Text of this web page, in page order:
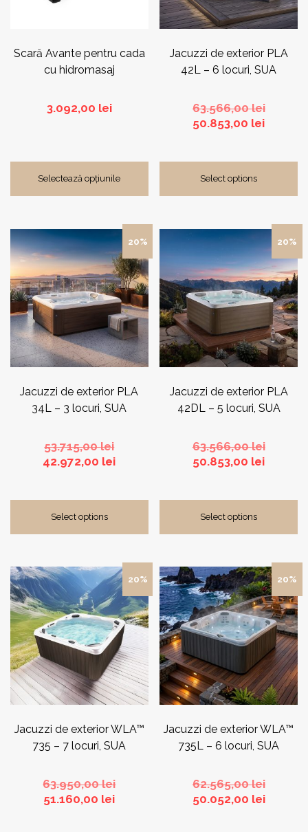
Scară Avante pentru cada
cu hidromasaj
3.092,00 lei
Selectează opțiunile
pagina
produsului.
Jacuzzi de exterior PLA
42L – 6 locuri, SUA
63.566,00leiPrețul
inițial
50.853,00 leiPrețul
Select options
20%
Jacuzzi de exterior PLA
34L – 3 locuri, SUA
53.715,00leiPrețul
inițial
42.972,00 leiPrețul
Select options
20%
Jacuzzi de exterior PLA
42DL – 5 locuri, SUA
63.566,00leiPrețul
inițial
50.853,00 leiPrețul
Select options
20%
Jacuzzi de exterior WLA™
735 – 7 locuri, SUA
63.950,00leiPrețul
51.160,00 leiPrețul
20%
Jacuzzi de exterior WLA™
735L – 6 locuri, SUA
62.565,00leiPrețul
inițial
50.052,00 leiPrețul